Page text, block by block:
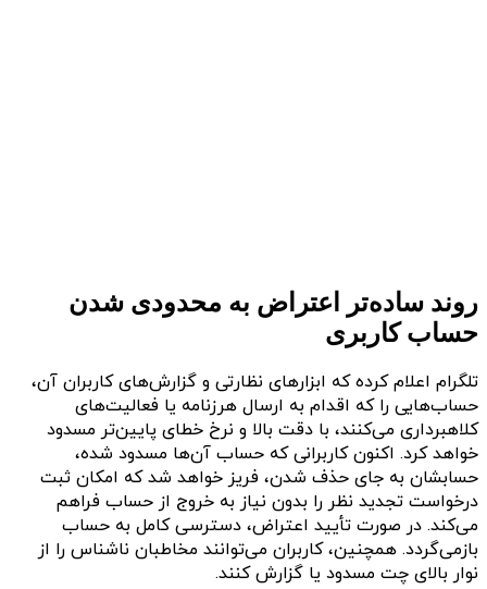
روند ساده‌تر اعتراض به محدودی شدن
حساب کاربری
تلگرام اعلام کرده که ابزارهای نظارتی و گزارش‌های کاربران آن،
حساب‌هایی را که اقدام به ارسال هرزنامه یا فعالیت‌های
کلاهبرداری می‌کنند، با دقت بالا و نرخ خطای پایین‌تر مسدود
خواهد کرد. اکنون کاربرانی که حساب آن‌ها مسدود شده،
حسابشان به جای حذف شدن، فریز خواهد شد که امکان ثبت
درخواست تجدید نظر را بدون نیاز به خروج از حساب فراهم
می‌کند. در صورت تأیید اعتراض، دسترسی کامل به حساب
بازمی‌گردد. همچنین، کاربران می‌توانند مخاطبان ناشناس را از
نوار بالای چت مسدود یا گزارش کنند.